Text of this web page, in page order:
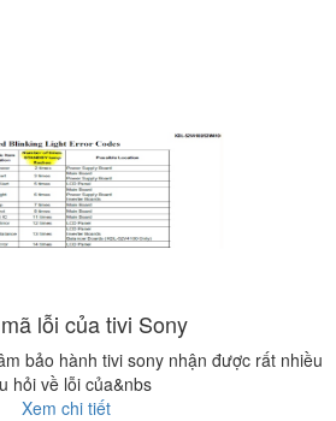
lỗi của tivi Sony
bảo hành tivi sony nhận được rất nhiều
hỏi về lỗi của&nbs
Xem chi tiết